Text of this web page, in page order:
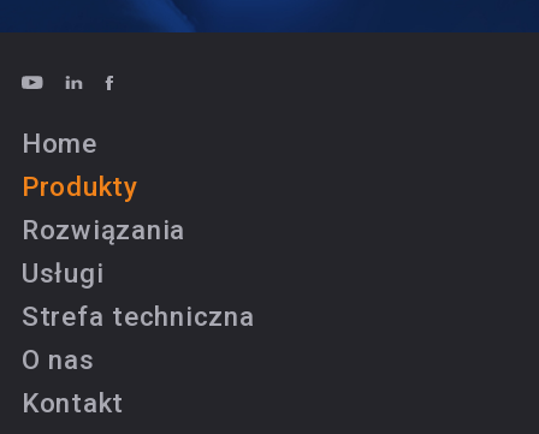
Home
Produkty
Rozwiązania
Usługi
Strefa techniczna
O nas
Kontakt